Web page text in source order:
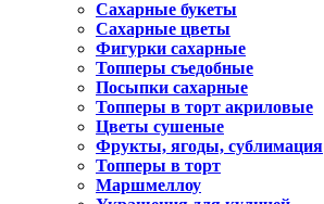
Сахарные букеты
Сахарные цветы
Фигурки сахарные
Топперы съедобные
Посыпки сахарные
Топперы в торт акриловые
Цветы сушеные
Фрукты, ягоды, сублимация
Топперы в торт
Маршмеллоу